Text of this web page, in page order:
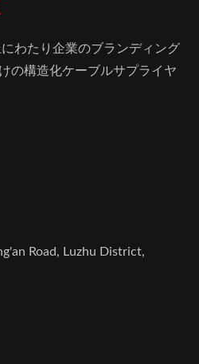
わたり企業のブランディング
の構造化ケーブルサプライヤ
Road, Luzhu District,